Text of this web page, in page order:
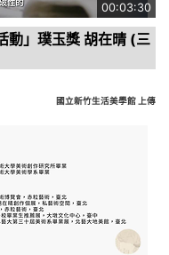
00:03:30
動」璞玉獎 胡在晴 (三
國立新竹生活美學館 上傳